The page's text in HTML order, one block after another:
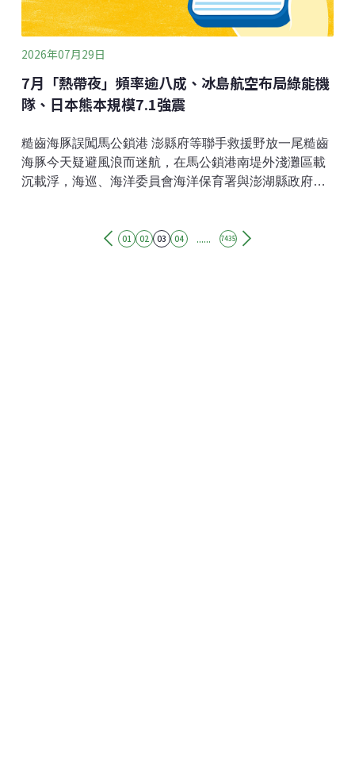
2026年07月29日
7月「熱帶夜」頻率逾八成、冰島航空布局綠能機
隊、日本熊本規模7.1強震
糙齒海豚誤闖馬公鎖港 澎縣府等聯手救援野放一尾糙齒
海豚今天疑避風浪而迷航，在馬公鎖港南堤外淺灘區載
沉載浮，海巡、海洋委員會海洋保育署與澎湖縣政府等
擦傷，無明顯外傷，身體活動良好。（中央社報導）中
01 02 03 04 ...... 7435